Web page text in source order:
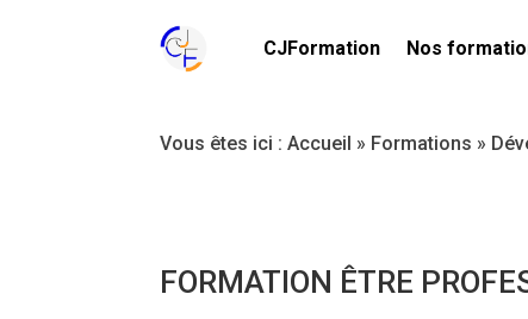
CJFormation Nos
Vous êtes ici :Accueil » Formations »
FORMATION ÊTRE